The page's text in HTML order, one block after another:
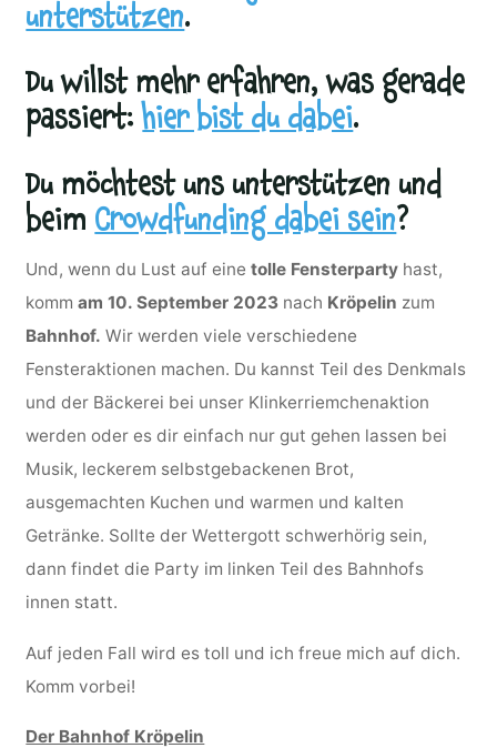
unterstützen.
Du willst mehr erfahren, was gerade
passiert:hier bist du dabei.
Du möchtest uns unterstützen und
beim Crowdfunding dabei sein?
Und, wenn du Lust auf einetolle Fensterparty hast,
kommam 10. September 2023 nach Kröpelin zum
Bahnhof. Wir werden viele verschiedene
Fensteraktionen machen. Du kannst Teil des Denkmals
und der Bäckerei bei unser Klinkerriemchenaktion
werden oder es dir einfach nur gut gehen lassen bei
Musik, leckerem selbstgebackenen Brot,
ausgemachten Kuchen und warmen und kalten
Getränke. Sollte der Wettergott schwerhörig sein,
dann findet die Party im linken Teil des Bahnhofs
innen statt.
Auf jeden Fall wird es toll und ich freue mich auf dich.
Komm vorbei!
Der Bahnhof Kröpelin